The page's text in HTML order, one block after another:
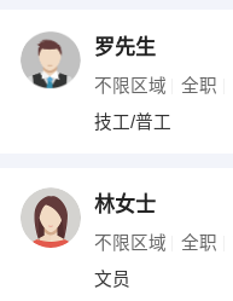
罗先生
不限区域 全职
技工/普工
林女士
不限区域 全职
文员